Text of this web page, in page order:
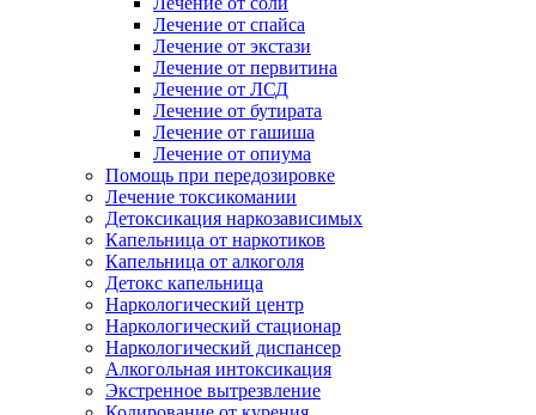
Лечение от спайса
Лечение от экстази
Лечение от первитина
Лечение от ЛСД
Лечение от бутирата
Лечение от гашиша
Лечение от опиума
Помощь при передозировке
Лечение токсикомании
Детоксикация наркозависимых
Капельница от наркотиков
Капельница от алкоголя
Детокс капельница
Наркологический центр
Наркологический стационар
Наркологический диспансер
Алкогольная интоксикация
Экстренное вытрезвление